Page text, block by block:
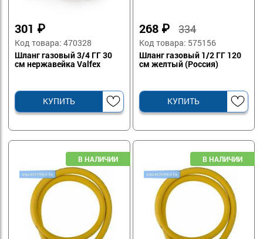
301 ₽
Код товара: 470328
Шланг газовый 3/4 ГГ 30
см нержавейка Valfex
КУПИТЬ
268 ₽334
Код товара: 575156
Шланг газовый 1/2 ГГ 120
см желтый (Россия)
КУПИТЬ